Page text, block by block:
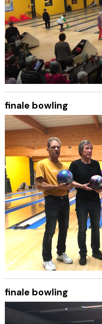
finale bowling
finale bowling